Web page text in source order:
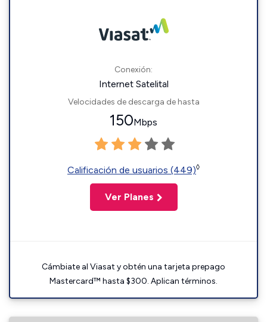
Conexión:
Internet Satelital
Velocidades de descarga de hasta
150Mbps
Calificación de usuarios (449)◊
Ver Planes
Cámbiate al Viasat y obtén una tarjeta prepago
Mastercard™ hasta $300. Aplican términos.